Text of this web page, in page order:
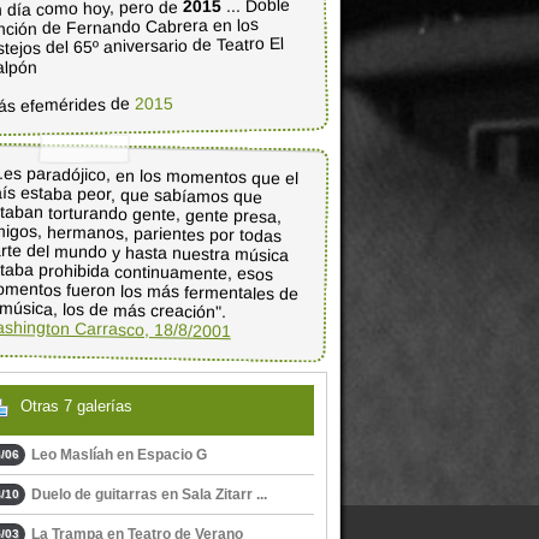
día como hoy, pero de2015 ... Doble
de Fernando Cabrera en los
del 65º aniversario de Teatro El
efemérides de 2015
paradójico, en los momentos que el
estaba peor, que sabíamos que
torturando gente, gente presa,
hermanos, parientes por todas
del mundo y hasta nuestra música
prohibida continuamente, esos
fueron los más fermentales de
los de más creación".
Carrasco, 18/8/2001
Otras 7 galerías
06 Leo Maslíah en Espacio G
10 Duelo de guitarras en Sala Zitarr ...
03 La Trampa en Teatro de Verano